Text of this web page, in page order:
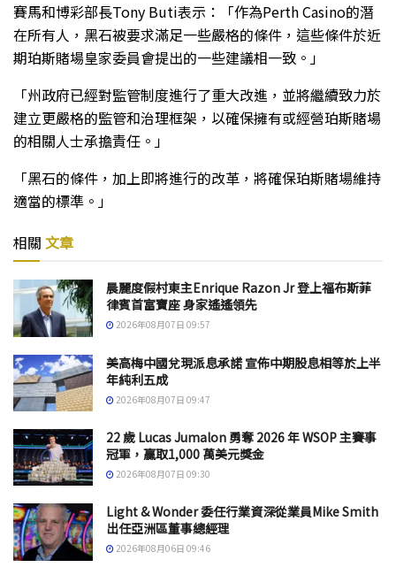
賽馬和博彩部長Tony Buti表示：「作為Perth Casino的潛
在所有人，黑石被要求滿足一些嚴格的條件，這些條件於近
期珀斯賭場皇家委員會提出的一些建議相一致。」
「州政府已經對監管制度進行了重大改進，並將繼續致力於
建立更嚴格的監管和治理框架，以確保擁有或經營珀斯賭場
的相關人士承擔責任。」
「黑石的條件，加上即將進行的改革，將確保珀斯賭場維持
適當的標準。」
相關 文章
晨麗度假村東主Enrique Razon Jr 登上福布斯菲
律賓首富寶座 身家遙遙領先
2026年08月07日 09:57
美高梅中國兌現派息承諾 宣佈中期股息相等於上半
年純利五成
2026年08月07日 09:47
22 歲 Lucas Jumalon 勇奪 2026 年 WSOP 主賽事
冠軍，贏取1,000 萬美元獎金
2026年08月07日 09:30
Light & Wonder 委任行業資深從業員Mike Smith
出任亞洲區董事總經理
2026年08月06日 09:46